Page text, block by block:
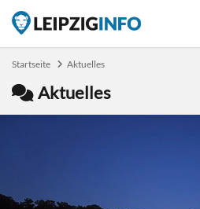
Startseite Aktuelles
Aktuelles